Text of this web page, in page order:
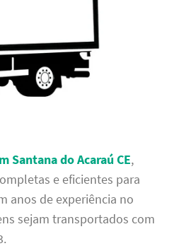
Santana do Acaraú CE,
e eficientes para
anos de experiência no
sejam transportados com